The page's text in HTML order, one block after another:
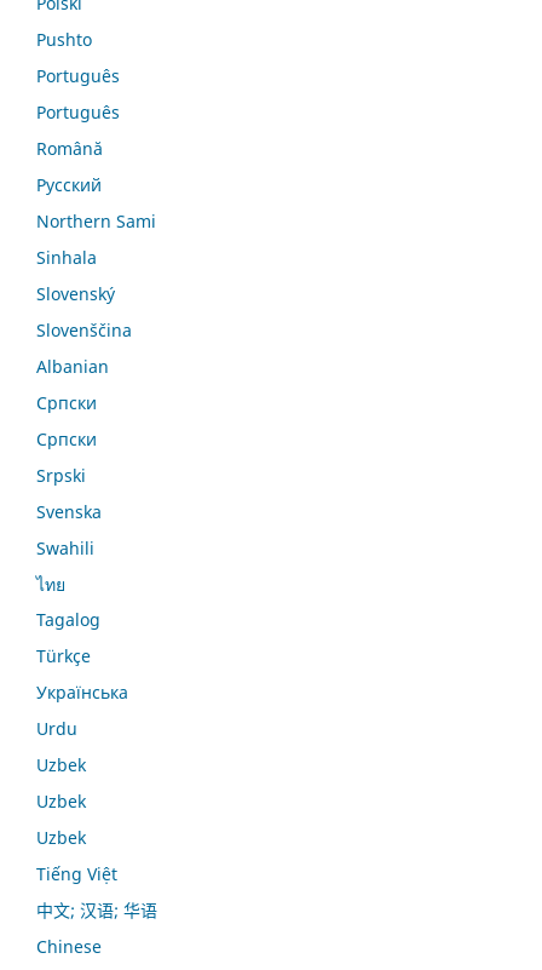
Pushto
Português
Português
Română
Русский
Northern Sami
Sinhala
Slovenský
Slovenščina
Albanian
Српски
Српски
Srpski
Svenska
Swahili
ไทย
Tagalog
Türkçe
Українська
Urdu
Uzbek
Uzbek
Uzbek
Tiếng Việt
中文; 汉语; 华语
Chinese